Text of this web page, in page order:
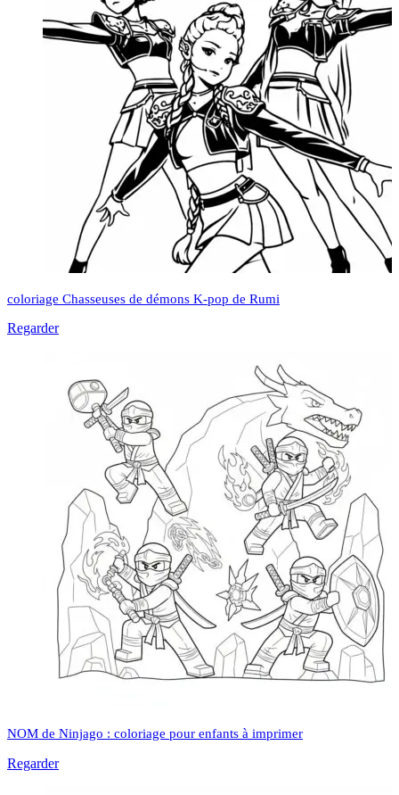
coloriage Chasseuses de démons K-pop de Rumi
Regarder
NOM de Ninjago : coloriage pour enfants à imprimer
Regarder